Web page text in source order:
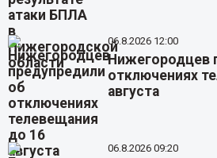
06.8.2026 12:00
Нижегородцев
отключениях
августа
06.8.2026 09:20